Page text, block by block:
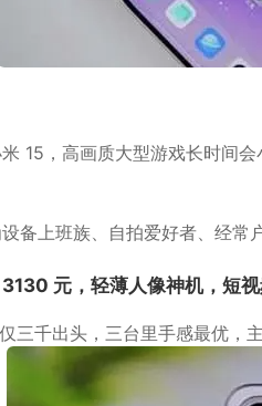
15，高画质大型游戏长时间
备上班族、自拍爱好者、经常
元，轻薄人像神机，短
三千出头，三台里手感最优，主